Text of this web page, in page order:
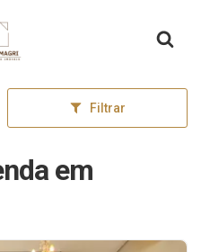
inicial
Filtrar
em